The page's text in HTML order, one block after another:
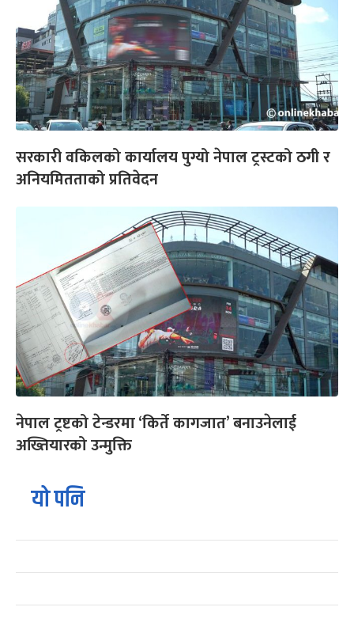
सरकारी वकिलको कार्यालय पुग्यो नेपाल ट्रस्टको ठगी र
अनियमितताको प्रतिवेदन
नेपाल ट्रष्टको टेन्डरमा ‘किर्ते कागजात’ बनाउनेलाई
अख्तियारको उन्मुक्ति
यो पनि